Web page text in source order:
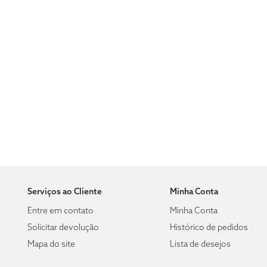
Serviços ao Cliente
Entre em contato
Solicitar devolução
Mapa do site
Minha Conta
Minha Conta
Histórico de pedidos
Lista de desejos